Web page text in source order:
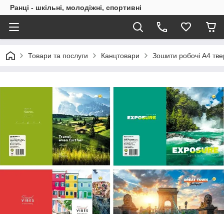
Ранці - шкільні, молодіжні, спортивні
Товари та послуги Канцтовари Зошити робочі А4